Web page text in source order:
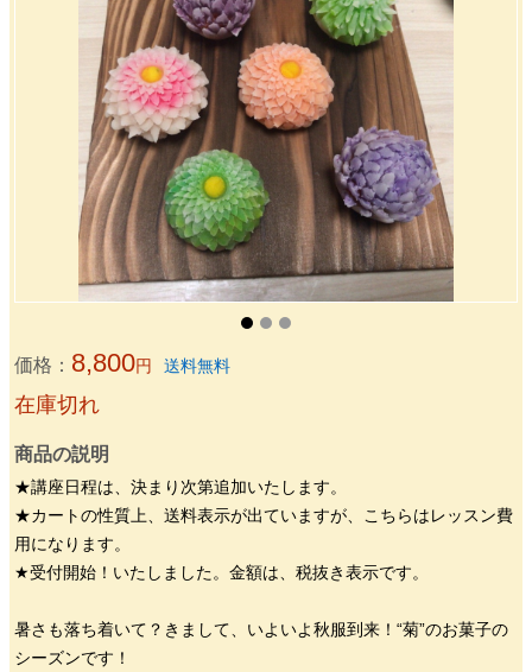
価格： 8,800円 送料無料
在庫切れ
商品の説明
★講座日程は、決まり次第追加いたします。
★カートの性質上、送料表示が出ていますが、こちらはレッスン費
用になります。
★受付開始！いたしました。金額は、税抜き表示です。
暑さも落ち着いて？きまして、いよいよ秋服到来！“菊”のお菓子の
シーズンです！